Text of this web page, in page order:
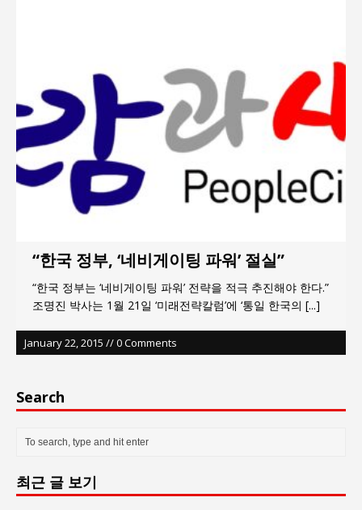
“한국 정부, ‘네비게이팅 파워’ 절실”
“한국 정부는 ‘네비게이팅 파워’ 전략을 적극 추진해야 한다.”
조명진 박사는 1월 21일 ‘미래전략칼럼’에 ‘통일 한국의 [...]
January 22, 2015 // 0 Comments
Search
최근 글 보기